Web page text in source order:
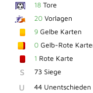
18 Tore
20 Vorlagen
9 Gelbe Karten
0 Gelb-Rote
1 Rote Karte
S 73 Siege
U 44 Unentschieden